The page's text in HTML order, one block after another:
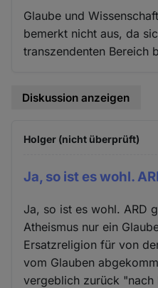
Glaube und
bemerkt nicht aus, da
transzendenten Bereich
Diskussion anzeigen
Holger (nicht überprüft)
Ja, so ist es wohl.
Ja, so ist es wohl. ARD
Atheismus nur ein
Ersatzreligion für von
vom Glauben
vergeblich zurück "nach